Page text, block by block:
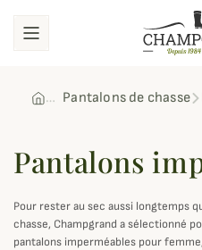
Pantalons de chasse
Pantalons
Pour rester au sec aussi longtemps
chasse, Champgrand a sélectionné
pantalons imperméables pour